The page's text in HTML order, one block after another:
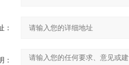
：
：